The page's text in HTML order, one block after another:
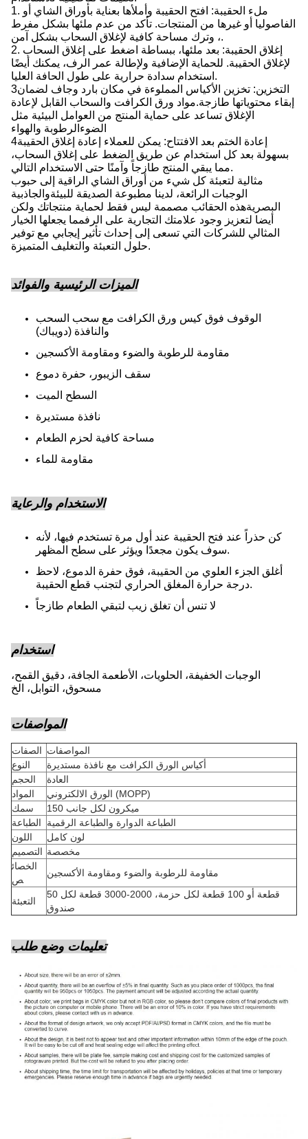
1. ملء الحقيبة: افتح الحقيبة وأملأها بعناية بأوراق الشاي أو
الفاصوليا أو غيرها من المنتجات. تأكد من عدم ملئها بشكل مفرط
، وترك مساحة كافية لإغلاق السحاب بشكل آمن.
2. إغلاق الحقيبة: بعد ملئها، ببساطة اضغط على إغلاق السحاب
لإغلاق الحقيبة. للحماية الإضافية ولإطالة عمر الرف، يمكنك أيضًا
استخدام سدادة حرارية على طول الحافة العليا.
3التخزين: تخزين الأكياس المملوءة في مكان بارد وجاف لضمان
إبقاء محتوياتها طازجة.مواد ورق الكرافت والسحاب القابل لإعادة
الإغلاق تساعد على حماية المنتج من العوامل البيئية مثل
الضوءالرطوبة والهواء
4إعادة الختم بعد الافتتاح: يمكن للعملاء إعادة إغلاق الحقيبة
بسهولة بعد كل استخدام عن طريق الضغط على إغلاق السحاب،
مما يبقي المنتج طازجاً وآمنًا حتى الاستخدام التالي.
مثالية لتعبئة كل شيء من أوراق الشاي الراقية إلى حبوب
الوجبات الرائعة، لدينا مطبوعة الصديقة للبيئةوالجاذبية
البصريةهذه الحقائب مصممة ليس فقط لحماية منتجاتك ولكن
أيضا لتعزيز وجود علامتك التجارية على الرفمما يجعلها الخيار
المثالي للشركات التي تسعى إلى إحداث تأثير إيجابي مع توفير
حلول التعبئة والتغليف المتميزة.
الميزات الرئيسية والفوائد
الوقوف فوق كيس ورق الكرافت مع سحب السحب
والنافذة (دويباك)
مقاومة للرطوبة والضوء ومقاومة الأكسجين
سقف الزيبور، حفرة دموع
السطح الميت
نافذة مستديرة
مساحة كافية لحزم الطعام
مقاومة للماء
الاستخدام والرعاية
كن حذراً عند فتح الحقيبة عند أول مرة تستخدم فيها، لأنه
سوف يكون مجعدًا ويؤثر على سطح المظهر.
أغلق الجزء العلوي من الحقيبة، فوق حفرة الدموع، لاحظ
درجة حرارة المغلق الحراري لتجنب قطع الحقيبة.
لا تنس أن تغلق زيب لتبقي الطعام طازجاً
استخدام
الوجبات الخفيفة، الحلويات، الأطعمة الجافة، دقيق القمح،
مسحوق، التوابل، الخ
المواصفات
الصفات المواصفات
النوع
أكياس الورق الكرافت مع نافذة مستديرة
الحجم
العادة
المواد
الورق الالكتروني (MOPP)
سمك
150 ميكرون لكل جانب
الطباعة
الطباعة الدوارة والطباعة الرقمية
اللون
لون كامل
التصميم مخصصة
الخصائ
ص
مقاومة للرطوبة والضوء ومقاومة الأكسجين
التعبئة
50 قطعة أو 100 قطعة لكل حزمة، 2000-3000 قطعة لكل
صندوق
تعليمات وضع طلب